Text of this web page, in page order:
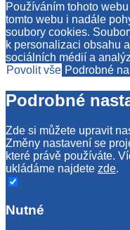
Používáním tohoto
tomto webu i nadále
soubory cookies.
k personalizaci obsahu
sociálních médií a
Povolit vše Podrobné
Podrobné
Zde si můžete upravit
Změny nastavení se
které právě používáte.
ukládáme najdete zde.
Nutné